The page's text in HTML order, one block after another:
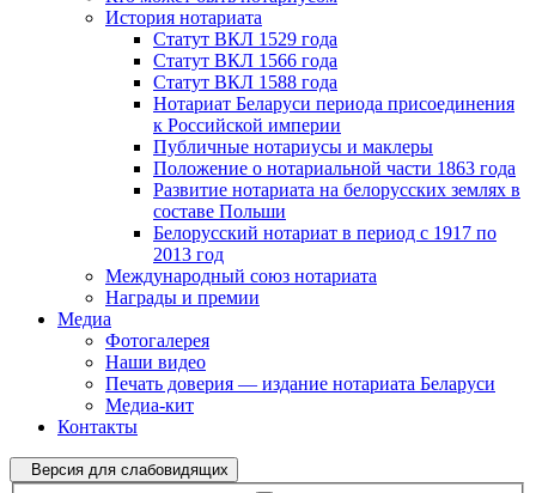
История нотариата
Статут ВКЛ 1529 года
Статут ВКЛ 1566 года
Статут ВКЛ 1588 года
Нотариат Беларуси периода присоединения
к Российской империи
Публичные нотариусы и маклеры
Положение о нотариальной части 1863 года
Развитие нотариата на белорусских землях в
составе Польши
Белорусский нотариат в период с 1917 по
2013 год
Международный союз нотариата
Награды и премии
Медиа
Фотогалерея
Наши видео
Печать доверия — издание нотариата Беларуси
Медиа-кит
Контакты
Версия для слабовидящих